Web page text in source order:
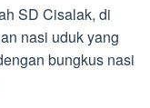
SD Cisalak, di
nasi uduk yang
bungkus nasi